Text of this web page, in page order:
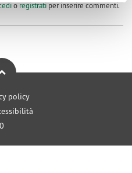
oregistratiper inserire commenti.
policy